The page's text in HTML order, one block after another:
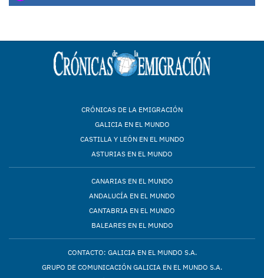
CRÓNICAS DE LA EMIGRACIÓN
GALICIA EN EL MUNDO
CASTILLA Y LEÓN EN EL MUNDO
ASTURIAS EN EL MUNDO
CANARIAS EN EL MUNDO
ANDALUCÍA EN EL MUNDO
CANTABRIA EN EL MUNDO
BALEARES EN EL MUNDO
CONTACTO: GALICIA EN EL MUNDO S.A.
GRUPO DE COMUNICACIÓN GALICIA EN EL MUNDO S.A.